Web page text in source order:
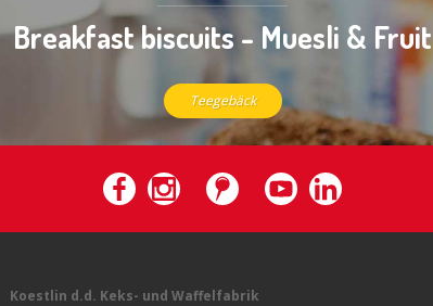
Breakfast biscuits - Muesli & Fruit
Teegebäck
Koestlin d.d. Keks- und Waffelfabrik